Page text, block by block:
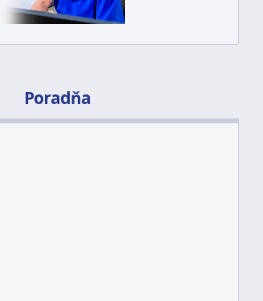
Poradňa